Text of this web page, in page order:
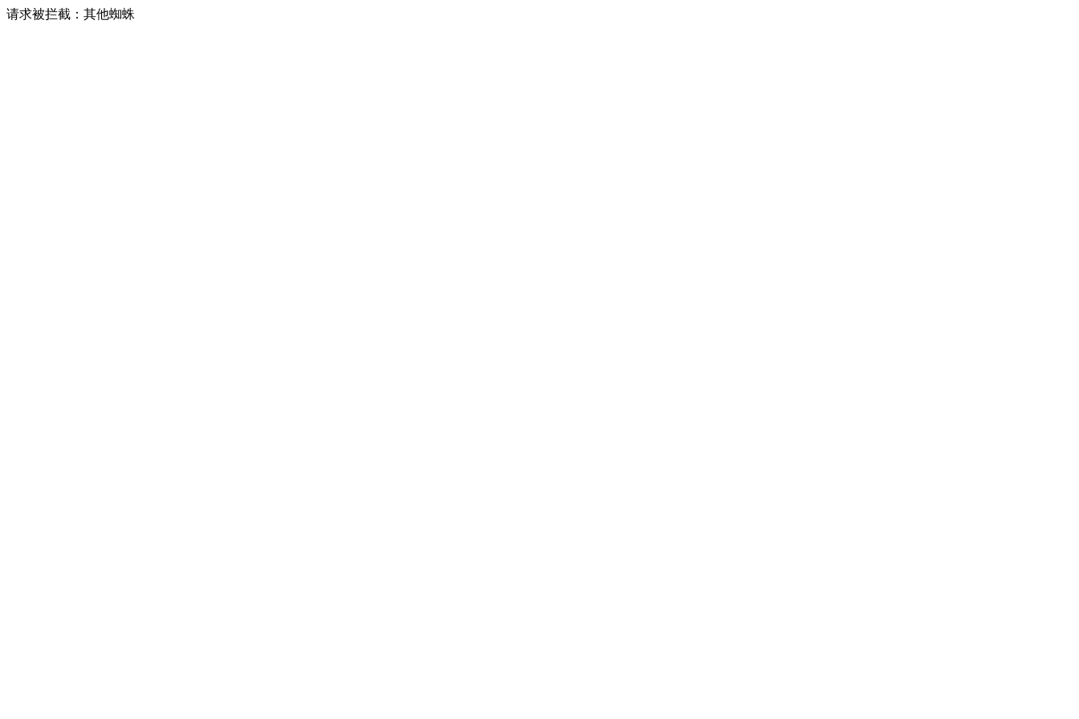
请求被拦截：其他蜘蛛